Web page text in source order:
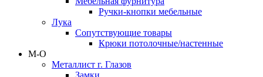
Ручки-кнопки мебельные
Лука
Сопутствующие товары
Крюки потолочные/настенные
М-О
Металлист г. Глазов